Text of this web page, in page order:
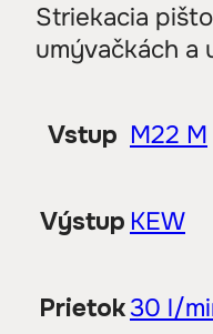
Striekacia
umývačkách a
Vstup M22 M
Výstup KEW
Prietok30 l/